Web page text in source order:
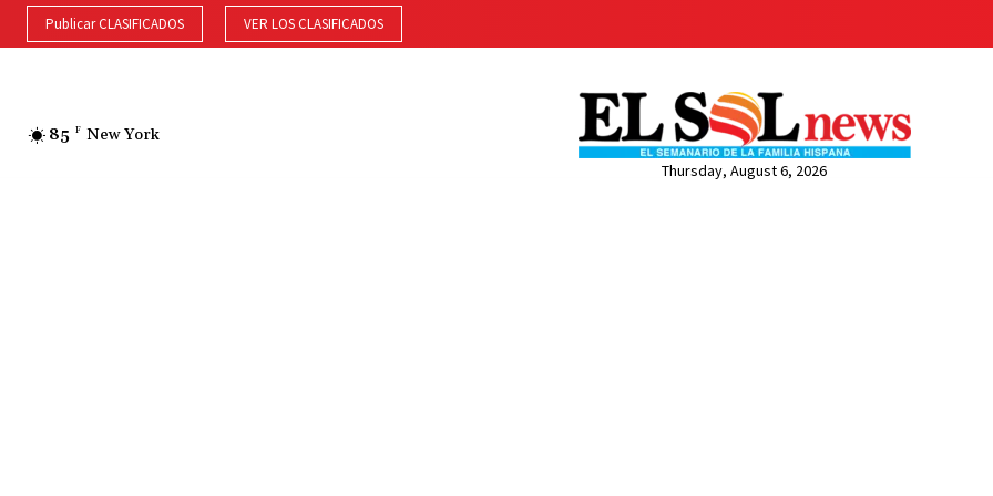
Publicar CLASIFICADOS VER LOS CLASIFICADOS
85 F New York
Thursday, August 6, 2026